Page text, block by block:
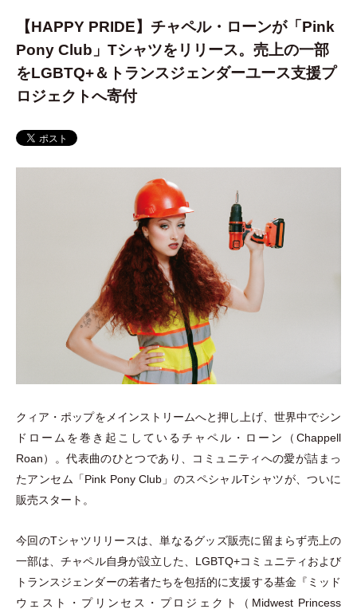
【HAPPY PRIDE】チャペル・ローンが「Pink
Pony Club」Tシャツをリリース。売上の一部
をLGBTQ+＆トランスジェンダーユース支援プ
ロジェクトへ寄付
クィア ・ ポップをメインストリームへと押し上げ、世界中でシン
ドロームを巻き起こしているチャペル ・ ローン （ Chappell
Roan）
。代表曲のひとつであり、コミュニティへの愛が詰まっ
たアンセム 「Pink Pony Club 」 のスペシャルTシャツが、ついに
販売スタート。
今回のTシャツリリースは、単なるグッズ販売に留まらず売上の
一部は、チャペル自身が設立した、LGBTQ+コミュニティおよび
トランスジェンダーの若者たちを包括的に支援する基金『ミッド
ウェスト
・ プリンセス ・ プロジェクト （ Midwest Princess